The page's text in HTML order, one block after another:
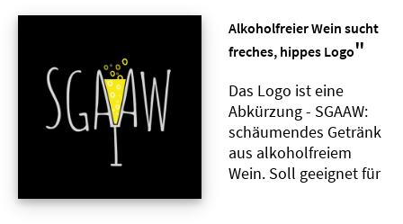
Alkoholfreier Wein sucht
freches, hippes Logo"
Das Logo ist eine
Abkürzung - SGAAW:
schäumendes Getränk
aus alkoholfreiem
Wein. Soll geeignet für